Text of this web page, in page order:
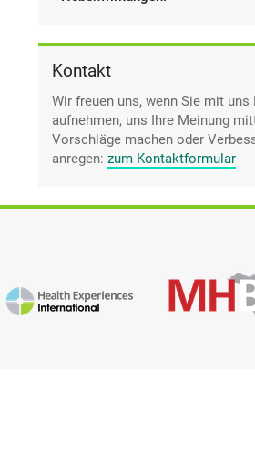
Kontakt
Wir freuen uns, wenn Sie mit uns
aufnehmen, uns Ihre Meinung
Vorschläge machen oder
anregen: zum Kontaktformular